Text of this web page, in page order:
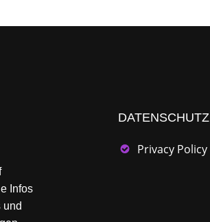
Infos
und
DATENSCHUTZ
Privacy Policy